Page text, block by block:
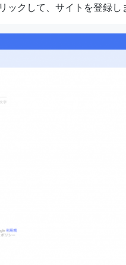
ックして、サイトを登録し